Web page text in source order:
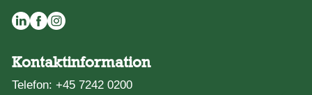
Kontaktinformation
Telefon:+45 7242 0200